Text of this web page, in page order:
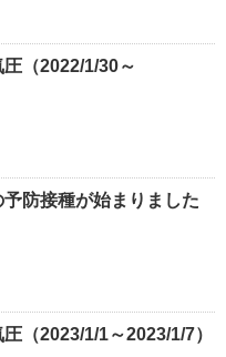
圧（2022/1/30～
防接種が始まりました
（2023/1/1～2023/1/7）